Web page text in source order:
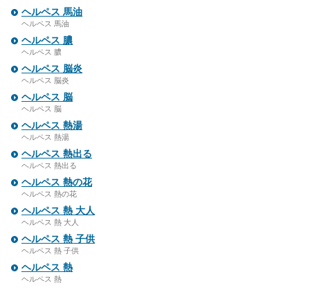
ヘルペス 馬油
ヘルペス 馬油
ヘルペス 膿
ヘルペス 膿
ヘルペス 脳炎
ヘルペス 脳炎
ヘルペス 脳
ヘルペス 脳
ヘルペス 熱湯
ヘルペス 熱湯
ヘルペス 熱出る
ヘルペス 熱出る
ヘルペス 熱の花
ヘルペス 熱の花
ヘルペス 熱 大人
ヘルペス 熱 大人
ヘルペス 熱 子供
ヘルペス 熱 子供
ヘルペス 熱
ヘルペス 熱